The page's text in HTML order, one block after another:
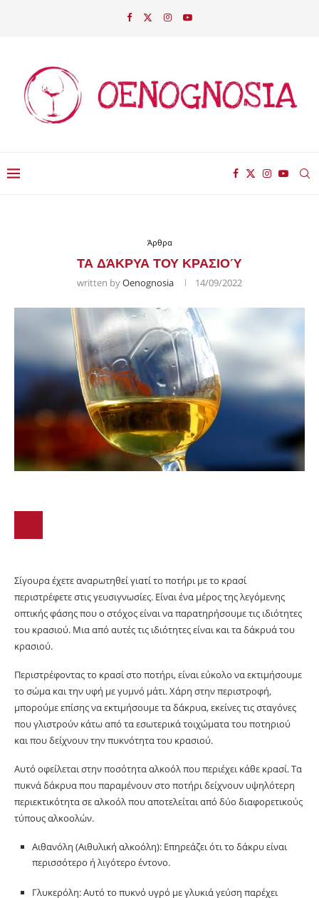
Άρθρα
ΤΑ ΔΆΚΡΥΑ ΤΟΥ ΚΡΑΣΙΟΎ
written byOenognosia 14/09/2022
Σίγουρα έχετε αναρωτηθεί γιατί το ποτήρι με το κρασί
περιστρέφετε στις γευσιγνωσίες. Είναι ένα μέρος της λεγόμενης
οπτικής φάσης που ο στόχος είναι να παρατηρήσουμε τις ιδιότητες
του κρασιού. Μια από αυτές τις ιδιότητες είναι και τα δάκρυά του
κρασιού.
Περιστρέφοντας το κρασί στο ποτήρι, είναι εύκολο να εκτιμήσουμε
το σώμα και την υφή με γυμνό μάτι. Χάρη στην περιστροφή,
μπορούμε επίσης να εκτιμήσουμε τα δάκρυα, εκείνες τις σταγόνες
που γλιστρούν κάτω από τα εσωτερικά τοιχώματα του ποτηριού
και που δείχνουν την πυκνότητα του κρασιού.
Αυτό οφείλεται στην ποσότητα αλκοόλ που περιέχει κάθε κρασί. Τα
πυκνά δάκρυα που παραμένουν στο ποτήρι δείχνουν υψηλότερη
περιεκτικότητα σε αλκοόλ που αποτελείται από δύο διαφορετικούς
τύπους αλκοολών.
Αιθανόλη (Αιθυλική αλκοόλη): Επηρεάζει ότι το δάκρυ είναι
περισσότερο ή λιγότερο έντονο.
Γλυκερόλη: Αυτό το πυκνό υγρό με γλυκιά γεύση παρέχει